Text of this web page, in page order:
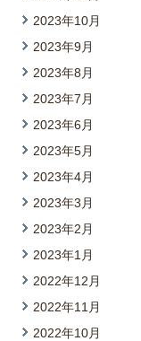
2023年10月
2023年9月
2023年8月
2023年7月
2023年6月
2023年5月
2023年4月
2023年3月
2023年2月
2023年1月
2022年12月
2022年11月
2022年10月